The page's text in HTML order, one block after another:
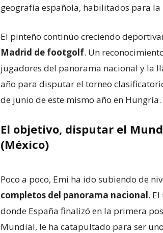
geografía española, habilitados para
El pinteño continúo creciendo
Madrid de footgolf. Un
jugadores del panorama nacional y la
año para disputar el torneo
de junio de este mismo año en Hungría.
El objetivo, disputar el
(México)
Poco a poco, Emi ha ido subiendo de
completos del panorama nacional.
donde España finalizó en la primera
Mundial, le ha catapultado para ser